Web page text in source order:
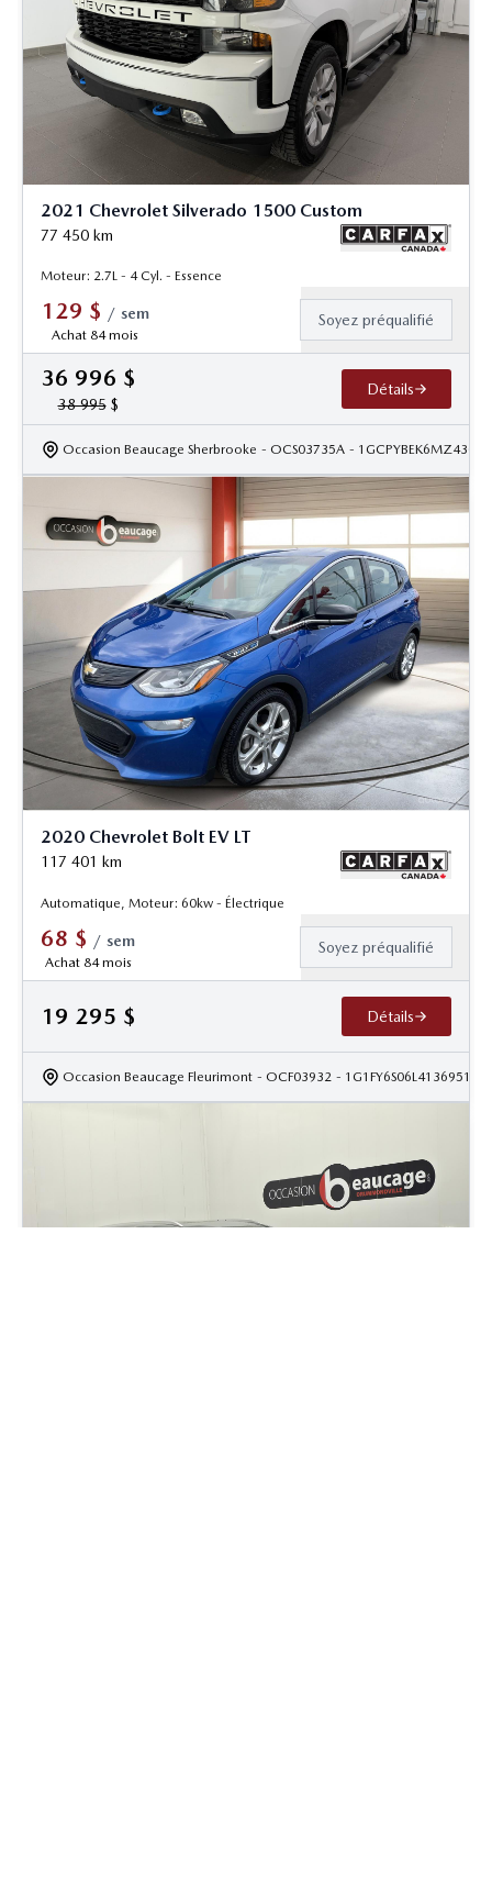
2021 Chevrolet Silverado 1500 Custom
77 450 km
Moteur: 2.7L - 4 Cyl. - Essence
129 $ / sem
Achat 84 mois
Soyez préqualifié
36 996 $
38 995$
Détails
Occasion Beaucage Sherbrooke - OCS03735A -
2020 Chevrolet Bolt EV LT
117 401 km
Automatique, Moteur: 60kw - Électrique
68 $ / sem
Achat 84 mois
Soyez préqualifié
19 295 $ Détails
Occasion Beaucage Fleurimont - OCF03932 - 1G1FY6S06L4136951